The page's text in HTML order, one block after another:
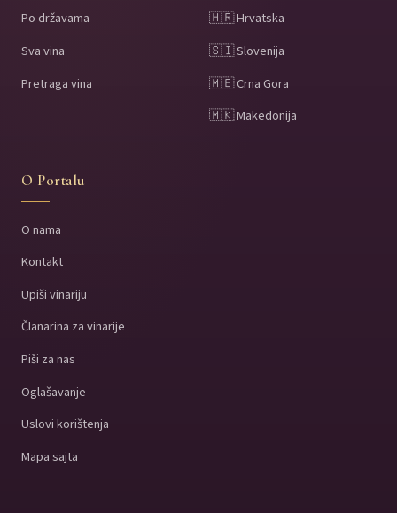
Po državama
Sva vina
Pretraga vina
🇭🇷 Hrvatska
🇸🇮 Slovenija
🇲🇪 Crna Gora
🇲🇰 Makedonija
O Portalu
O nama
Kontakt
Upiši vinariju
Članarina za vinarije
Piši za nas
Oglašavanje
Uslovi korištenja
Mapa sajta